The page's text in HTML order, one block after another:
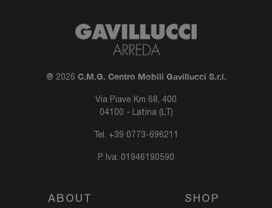
® 2026 C.M.G. Centro Mobili Gavillucci S.r.l.
Via Piave Km 68, 400
04100 - Latina (LT)
Tel. +39 0773-696211
P. Iva: 01946190590
ABOUT SHOP